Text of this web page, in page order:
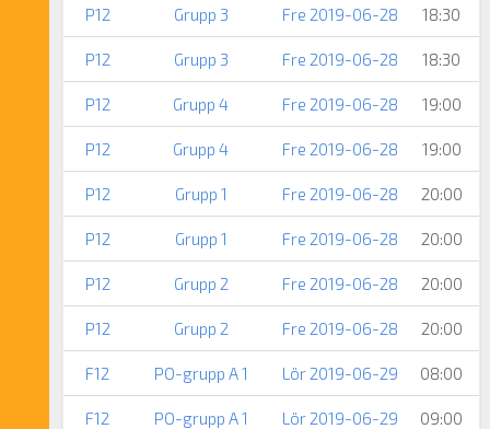
P12 Grupp 3 Fre 2019-06-28 18:30
P12 Grupp 3 Fre 2019-06-28 18:30
P12 Grupp 4 Fre 2019-06-28 19:00
P12 Grupp 4 Fre 2019-06-28 19:00
P12 Grupp 1 Fre 2019-06-28 20:00
P12 Grupp 1 Fre 2019-06-28 20:00
P12 Grupp 2 Fre 2019-06-28 20:00
P12 Grupp 2 Fre 2019-06-28 20:00
F12 PO-grupp A 1 Lör 2019-06-29 08:00
F12 PO-grupp A 1 Lör 2019-06-29 09:00